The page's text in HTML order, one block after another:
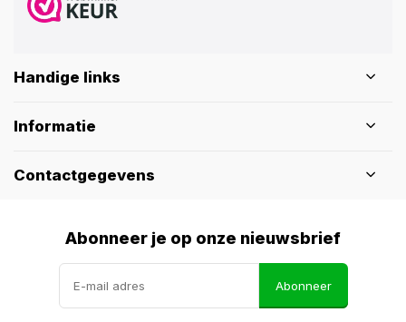
Handige links
Informatie
Contactgegevens
Abonneer je op onze nieuwsbrief
Abonneer